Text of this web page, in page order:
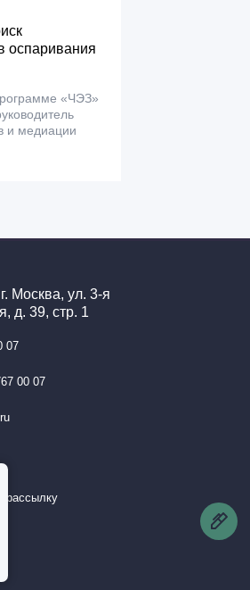
оспаривания
«ЧЭЗ»
и медиации
Москва, ул. 3-я
д. 39, стр. 1
07
00 07
рассылку